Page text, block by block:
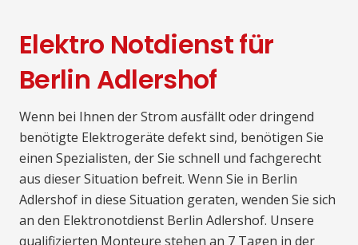
Elektro Notdienst für
Berlin Adlershof
Wenn bei Ihnen der Strom ausfällt oder dringend
benötigte Elektrogeräte defekt sind, benötigen Sie
einen Spezialisten, der Sie schnell und fachgerecht
aus dieser Situation befreit. Wenn Sie in Berlin
Adlershof in diese Situation geraten, wenden Sie sich
an den Elektronotdienst Berlin Adlershof. Unsere
qualifizierten Monteure stehen an 7 Tagen in der